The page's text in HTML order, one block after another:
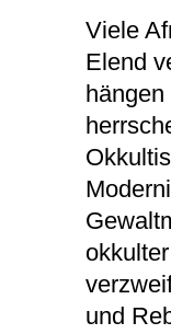
Viele
Elend
und